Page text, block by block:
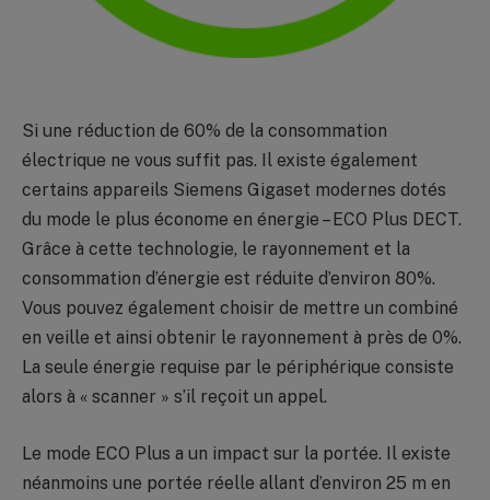
Si une réduction de 60% de la consommation
électrique ne vous suffit pas. Il existe également
certains appareils Siemens Gigaset modernes dotés
du mode le plus économe en énergie – ECO Plus DECT.
Grâce à cette technologie, le rayonnement et la
consommation d’énergie est réduite d’environ 80%.
Vous pouvez également choisir de mettre un combiné
en veille et ainsi obtenir le rayonnement à près de 0%.
La seule énergie requise par le périphérique consiste
alors à « scanner » s’il reçoit un appel.
Le mode ECO Plus a un impact sur la portée. Il existe
néanmoins une portée réelle allant d’environ 25 m en